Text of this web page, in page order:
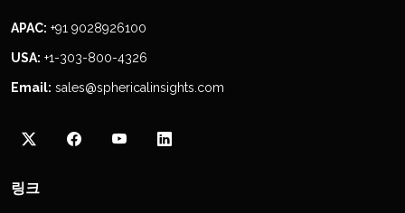
APAC: +91 9028926100
USA: +1-303-800-4326
Email: sales@sphericalinsights.com
링크